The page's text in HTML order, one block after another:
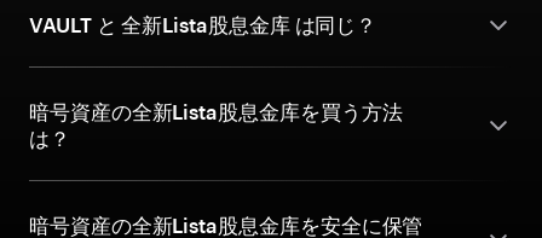
VAULT と 全新Lista股息金库 は同じ？
暗号資産の全新Lista股息金库を買う方法
は？
暗号資産の全新Lista股息金库を安全に保管